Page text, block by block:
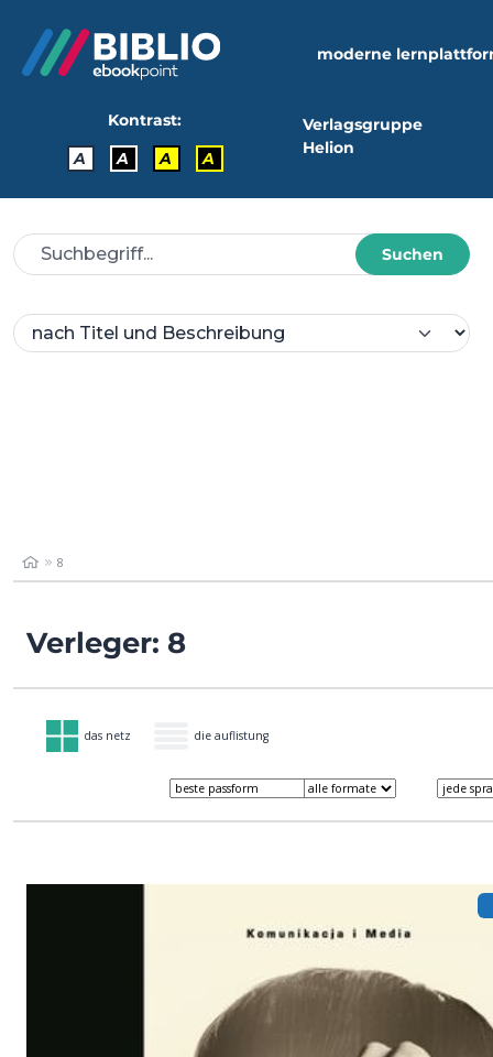
moderne
Kontrast:
A
A A A
Verlagsgruppe
Helion
Suchen
8
Verleger: 8
das netz die auflistung